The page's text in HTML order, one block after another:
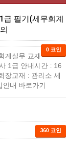
급 필기(세무회계
0 코인
계실무 교재
1급 안내시간 : 16
장교재 : 관리소 세
내 바로가기
360 코인